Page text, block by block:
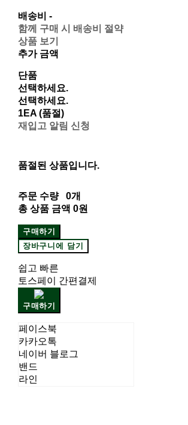
배송비 -
함께 구매 시 배송비 절약
상품 보기
추가 금액
단품
선택하세요.
선택하세요.
1EA (품절)
재입고 알림 신청
품절된 상품입니다.
주문 수량
0개
총 상품 금액 0원
구매하기
장바구니에 담기
쉽고 빠른
토스페이 간편결제
구매하기
페이스북
카카오톡
네이버 블로그
밴드
라인